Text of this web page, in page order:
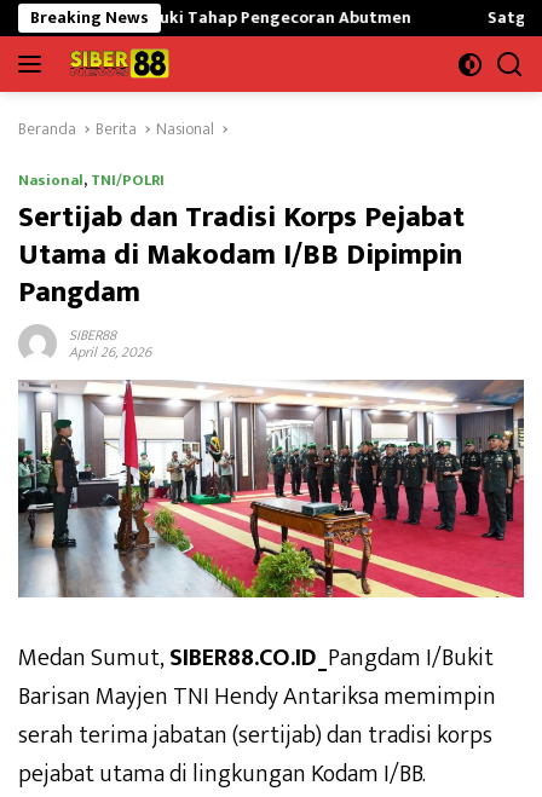
Langsung
ke
konten
Breaking News
Tahap Pengecoran Abutmen Satgas Pamtas
Beranda Berita Nasional
Nasional,TNI/POLRI
Sertijab dan Tradisi Korps Pejabat
Utama di Makodam I/BB Dipimpin
Pangdam
SIBER88
April 26, 2026
Medan Sumut,SIBER88.CO.ID_Pangdam I/Bukit
Barisan Mayjen TNI Hendy Antariksa memimpin
serah terima jabatan (sertijab) dan tradisi korps
pejabat utama di lingkungan Kodam I/BB.